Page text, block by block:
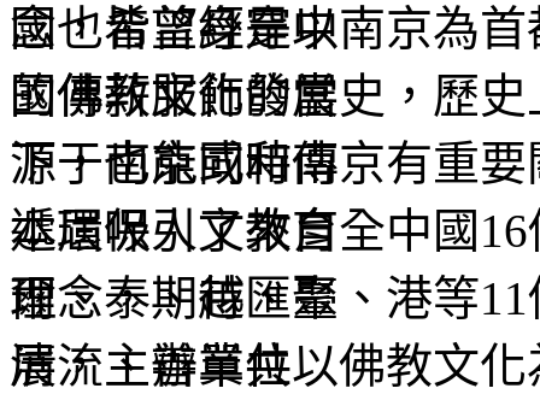
國也皆曾經是以南京為
的佛教文化發展史，歷
源于南京或和南京有重
本屆吸引了來自全中國
爾、泰、越、臺、港等
展，主辦單位以佛教文